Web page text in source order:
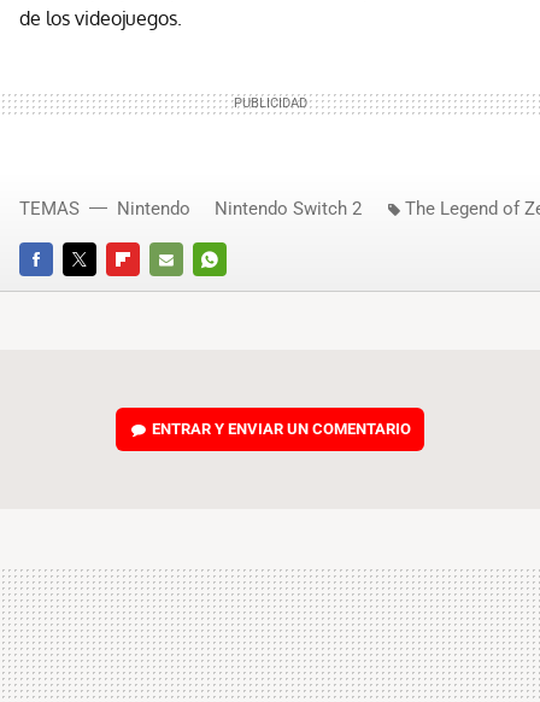
de los videojuegos.
FACEBOOKTWITTERFLIPBOARD
E-
WHATSAPP
TEMAS Nintendo Nintendo Switch 2 The Legend of
ENTRAR Y ENVIAR UN COMENTARIO